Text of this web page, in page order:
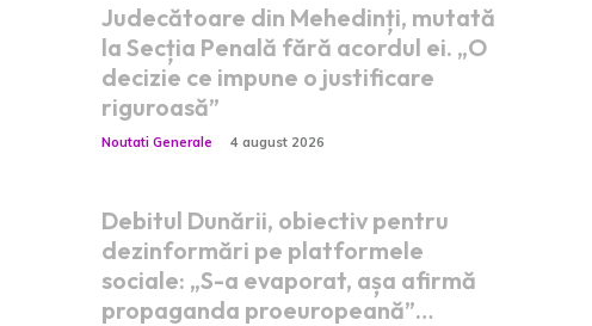
Judecătoare din Mehedinți, mutată
la Secția Penală fără acordul ei. „O
decizie ce impune o justificare
riguroasă”
Noutati Generale 4 august 2026
Debitul Dunării, obiectiv pentru
dezinformări pe platformele
sociale: „S-a evaporat, așa afirmă
propaganda proeuropeană”…